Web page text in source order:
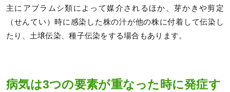
主にアブラムシ類によって媒介されるほか、芽かきや剪定
（せんてい）時に感染した株の汁が他の株に付着して伝染し
たり、土壌伝染、種子伝染をする場合もあります。
病気は3つの要素が重なった時に発症す